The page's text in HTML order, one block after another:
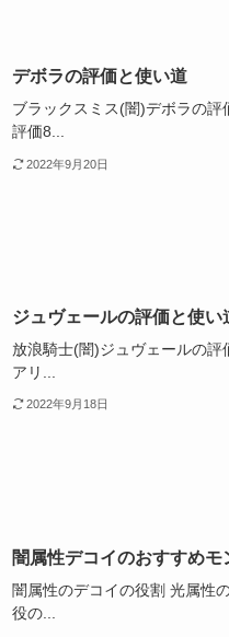
デボラの評価と使い道
ブラックスミス(闇)デボラの
評価8...
2022年9月20日
ジュヴェールの評価と使い
放浪騎士(闇)ジュヴェールの
アリ...
2022年9月18日
闇属性デコイのおすすめモ
闇属性のデコイの役割 光属性
役の...